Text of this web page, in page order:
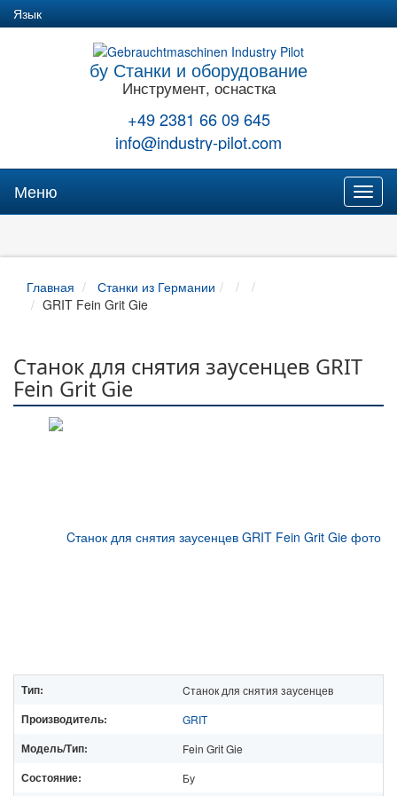
Язык
бу Станки и оборудование
Инструмент, оснастка
+49 2381 66 09 645
info@industry-pilot.com
Меню
Главная
Станки из Германии
GRIT Fein Grit Gie
Cтанок для снятия заусенцев GRIT
Fein Grit Gie
Тип: Cтанок для снятия заусенцев
Производитель: GRIT
Модель/Тип: Fein Grit Gie
Состояние: Бу